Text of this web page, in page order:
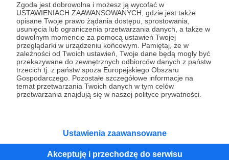
Zgoda jest dobrowolna i możesz ją wycofać w
USTAWIENIACH ZAAWANSOWANYCH, gdzie jest także
opisane Twoje prawo żądania dostępu, sprostowania,
usunięcia lub ograniczenia przetwarzania danych, a także w
dowolnym momencie za pomocą ustawień Twojej
przeglądarki w urządzeniu końcowym. Pamiętaj, że w
zależności od Twoich ustawień, Twoje dane będą mogły być
przekazywane do zewnętrznych odbiorców danych z państw
trzecich tj. z państw spoza Europejskiego Obszaru
Gospodarczego. Pozostałe szczegółowe informacje na
temat przetwarzania Twoich danych w tym celów
przetwarzania znajdują się w naszej polityce prywatności.
Ustawienia zaawansowane
Akceptuję i przechodzę do serwisu
Kategorie
O Patronite
Dodatkowe produkty
Pomoc
RegulaminPolityka prywatnościPatronite Commons
Unia Europejska